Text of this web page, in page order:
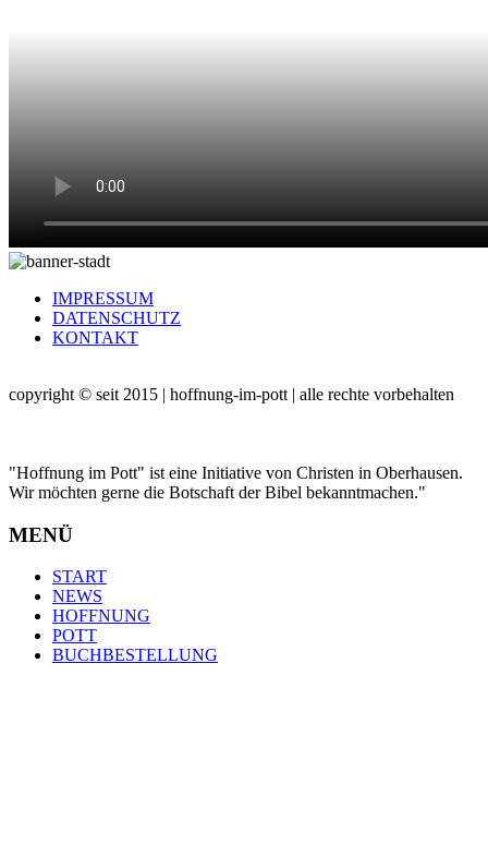
IMPRESSUM
DATENSCHUTZ
KONTAKT
copyright © seit 2015 | hoffnung-im-pott | alle rechte vorbehalten
"Hoffnung im Pott" ist eine Initiative von Christen in Oberhausen.
Wir möchten gerne die Botschaft der Bibel bekanntmachen."
MENÜ
START
NEWS
HOFFNUNG
POTT
BUCHBESTELLUNG